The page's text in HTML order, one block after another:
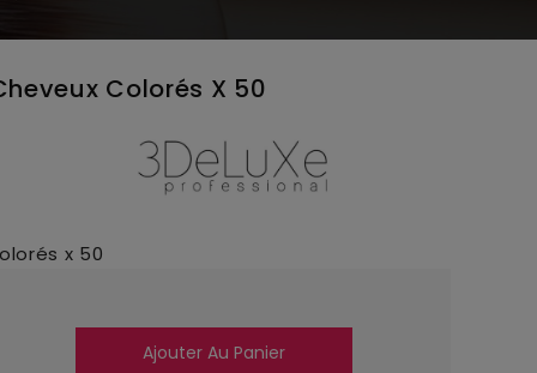
Colorés X 50
x 50
Ajouter Au Panier